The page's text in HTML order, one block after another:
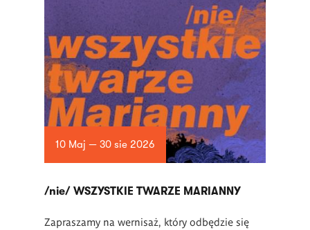
10 Maj — 30 sie 2026
/nie/ WSZYSTKIE TWARZE MARIANNY
Zapraszamy na wernisaż, który odbędzie się